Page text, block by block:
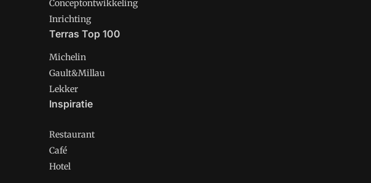
Conceptontwikkeling
Inrichting
Terras Top 100
Michelin
Gault&Millau
Lekker
Inspiratie
Restaurant
Café
Hotel